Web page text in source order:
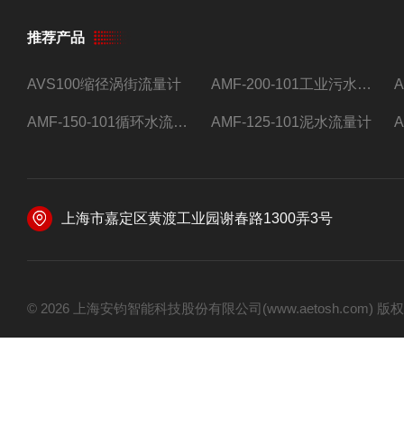
推荐产品
AVS100缩径涡街流量计 AMF-200-101工业污水流量计
AMF-150-101循环水流量计,电磁流量计 AMF-125-101泥水流量计
上海市嘉定区黄渡工业园谢春路1300弄3号
© 2026 上海安钧智能科技股份有限公司(www.aetosh.com)